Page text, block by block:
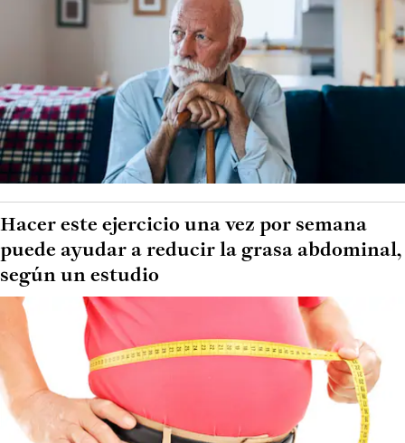
Hacer este ejercicio una vez por semana
puede ayudar a reducir la grasa abdominal,
según un estudio